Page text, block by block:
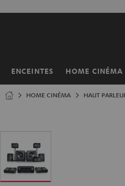
ENCEINTES HOME CINÉMA
Page
HOME CINÉMA HAUT